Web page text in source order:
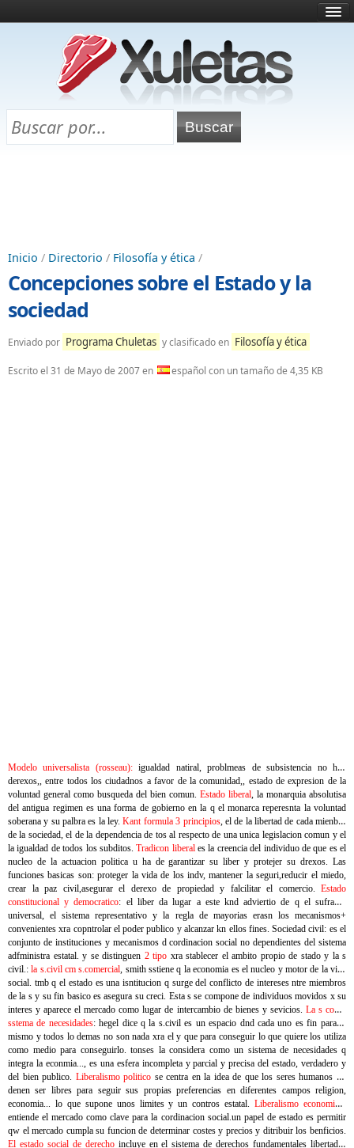
¿Qué es esto?
Directorio
Chuletas para exámenes
Inicio / Directorio / Filosofía y ética /
Concepciones sobre el Estado y la
sociedad
Enviado por Programa Chuletas y clasificado en Filosofía y ética
Escrito el 31 de Mayo de 2007en español con un tamaño de 4,35 KB
Modelo universalista (rosseau):igualdad natiral, problmeas de subsistencia no hay
derexos,, entre todos los ciudadnos a favor de la comunidad,, estado de expresion de la
voluntad general como busqueda del bien comun. Estado liberal, la monarquia absolutisa
del antigua regimen es una forma de gobierno en la q el monarca reperesnta la voluntad
soberana y su palbra es la ley.Kant formula 3 principios, el de la libertad de cada mienbro
de la sociedad, el de la dependencia de tos al respecto de una unica legislacion comun y el
la igualdad de todos los subditos.Tradicon liberal es la creencia del individuo de que es el
nucleo de la actuacion politica u ha de garantizar su liber y protejer su drexos. Las
funciones basicas son: proteger la vida de los indv, mantener la seguri,reducir el miedo,
crear la paz civil,asegurar el derexo de propiedad y falcilitar el comercio. Estado
constitucional y democratico: el liber da lugar a este knd adviertio de q el sufragio
universal, el sistema representativo y la regla de mayorias erasn los mecanismos+
convenientes xra copntrolar el poder publico y alcanzar kn ellos fines. Sociedad civil: es el
conjunto de instituciones y mecanismos d cordinacion social no dependientes del sistema
adfministra estatal. y se distinguen 2 tipo xra stablecer el ambito propio de stado y la s
civil.:la s.civil cm s.comercial, smith sstiene q la economia es el nucleo y motor de la vida
social. tmb q el estado es una isntitucion q surge del conflicto de intereses ntre miembros
de la s y su fin basico es asegura su creci. Esta s se compone de individuos movidos x su
interes y aparece el mercado como lugar de intercambio de bienes y sevicios. La s como
sstema de necesidades: hegel dice q la s.civil es un espacio dnd cada uno es fin para si
mismo y todos lo demas no son nada xra el y que para conseguir lo que quiere los utiliza
como medio para conseguirlo. tonses la considera como un sistema de necesidades q
integra la econmia..., es una esfera incompleta y parcial y precisa del estado, verdadero y
del bien publico. Liberalismo politico se centra en la idea de que los seres humanos no
denen ser libres para seguir sus propias preferencias en diferentes campos religion,
economia... lo que supone unos limites y un contros estatal.Liberalismo economico
entiende el mercado como clave para la cordinacion social.un papel de estado es permitir
qw el mercado cumpla su funcion de determinar costes y precios y ditribuir los benficios.
El estado social de derecho incluye en el sistema de derechos fundamentales libertades